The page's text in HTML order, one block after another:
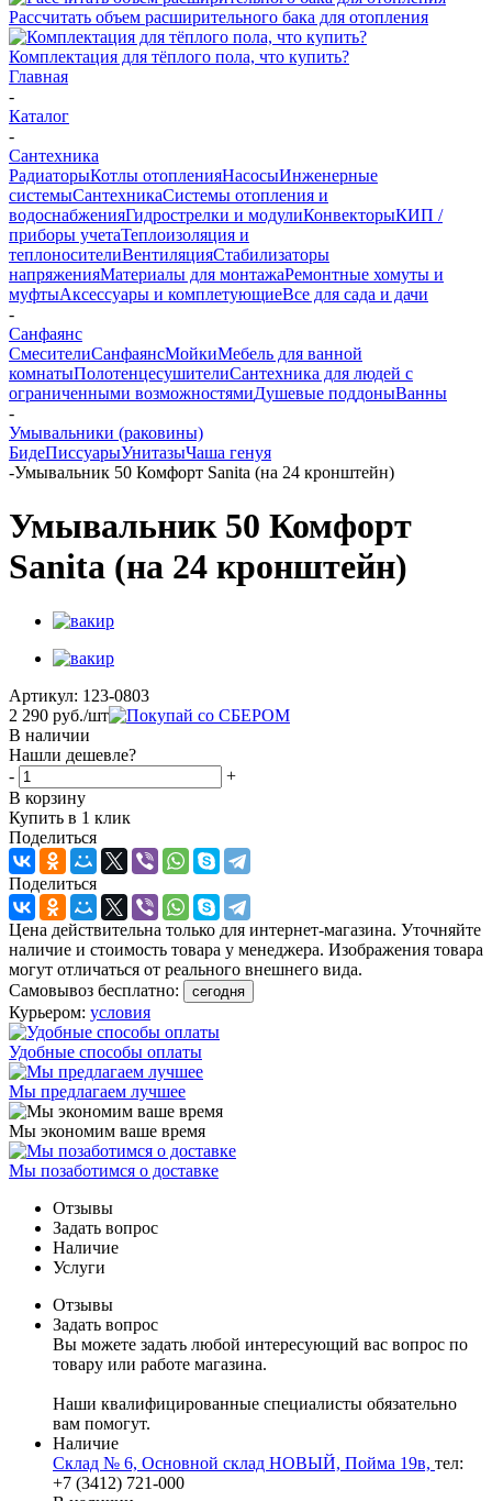
Рассчитать объем расширительного бака для отопления
Комплектация для тёплого пола, что купить?
Главная
-
Каталог
-
Сантехника
РадиаторыКотлы отопленияНасосыИнженерные
системыСантехникаСистемы отопления и
водоснабженияГидрострелки и модулиКонвекторыКИП /
приборы учетаТеплоизоляция и
теплоносителиВентиляцияСтабилизаторы
напряженияМатериалы для монтажаРемонтные хомуты и
муфтыАксессуары и комплетующиеВсе для сада и дачи
-
Санфаянс
СмесителиСанфаянсМойкиМебель для ванной
комнатыПолотенцесушителиСантехника для людей с
ограниченными возможностямиДушевые поддоныВанны
-
Умывальники (раковины)
БидеПиссуарыУнитазыЧаша генуя
-Умывальник 50 Комфорт Sanita (на 24 кронштейн)
Умывальник 50 Комфорт
Sanita (на 24 кронштейн)
Артикул: 123-0803
2 290 руб./шт
В наличии
Нашли дешевле?
-
+
В корзину
Купить в 1 клик
Поделиться
Поделиться
Цена действительна только для интернет-магазина. Уточняйте
наличие и стоимость товара у менеджера. Изображения товара
могут отличаться от реального внешнего вида.
Самовывоз бесплатно:
сегодня
Курьером: условия
Удобные способы оплаты
Мы предлагаем лучшее
Мы экономим ваше время
Мы позаботимся о доставке
Отзывы
Задать вопрос
Наличие
Услуги
Отзывы
Задать вопрос
Вы можете задать любой интересующий вас вопрос по
товару или работе магазина.
Наши квалифицированные специалисты обязательно
вам помогут.
Наличие
Склад № 6, Основной склад НОВЫЙ, Пойма 19в, тел:
+7 (3412) 721-000